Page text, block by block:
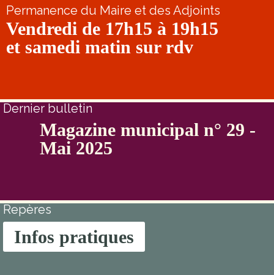
Permanence du Maire et des Adjoints
Vendredi de 17h15 à 19h15
et samedi matin sur rdv
Dernier bulletin
Magazine municipal n° 29 -
Mai 2025
Repères
Infos pratiques